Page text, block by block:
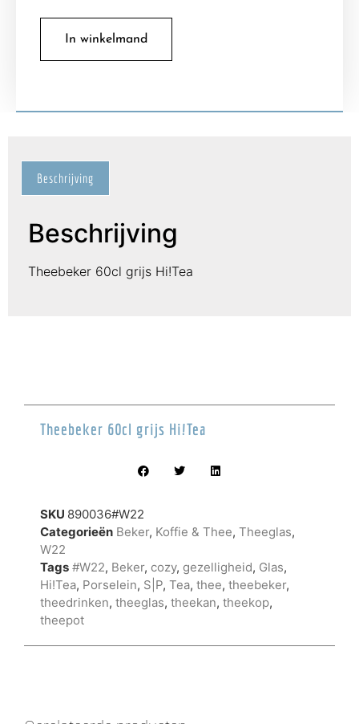
In winkelmand
Beschrijving
Beschrijving
Theebeker 60cl grijs Hi!Tea
Theebeker 60cl grijs Hi!Tea
SKU 890036#W22
Categorieën Beker, Koffie & Thee, Theeglas,
W22
Tags #W22, Beker, cozy, gezelligheid, Glas,
Hi!Tea, Porselein, S|P, Tea, thee, theebeker,
theedrinken, theeglas, theekan, theekop,
theepot